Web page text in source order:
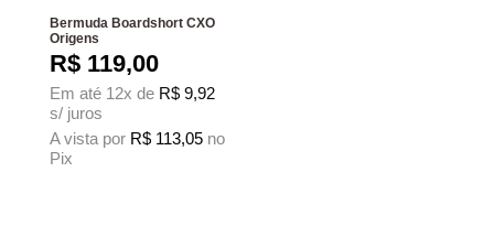
Bermuda Boardshort CXO
Origens
R$ 119,00
Em até 12x de R$ 9,92
s/ juros
A vista por R$ 113,05 no
Pix